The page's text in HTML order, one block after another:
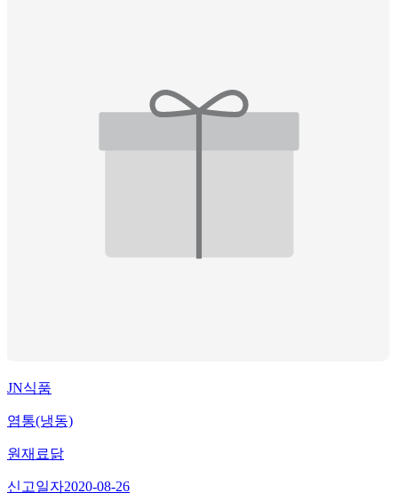
JN식품
염통(냉동)
원재료닭
신고일자2020-08-26